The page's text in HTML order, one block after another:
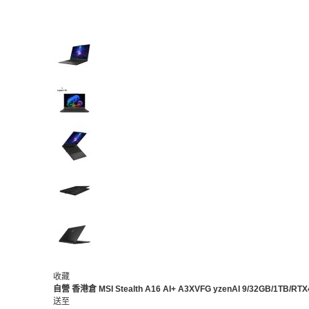
收藏
自營 香港倉 MSI Stealth A16 AI+ A3XVFG yzenAI 9/32GB/1TB/
送至